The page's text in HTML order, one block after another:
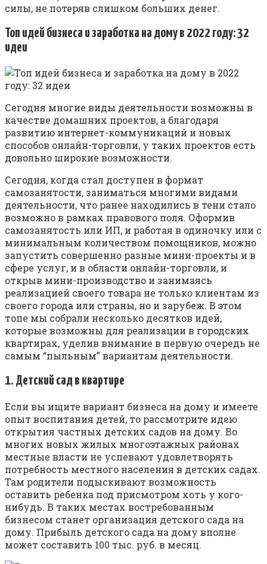
силы, не потеряв слишком больших денег.
Топ идей бизнеса и заработка на дому в 2022 году: 32
идеи
Сегодня многие виды деятельности возможны в
качестве домашних проектов, а благодаря
развитию интернет-коммуникаций и новых
способов онлайн-торговли, у таких проектов есть
довольно широкие возможности.
Сегодня, когда стал доступен в формат
самозанятости, заниматься многими видами
деятельности, что ранее находились в тени стало
возможно в рамках правового поля. Оформив
самозанятость или ИП, и работая в одиночку или с
минимальным количеством помощников, можно
запустить совершенно разные мини-проекты и в
сфере услуг, и в области онлайн-торговли, и
открыв мини-производство и занимаясь
реализацией своего товара не только клиентам из
своего города или страны, но и зарубеж. В этом
топе мы собрали несколько десятков идей,
которые возможны для реализации в городских
квартирах, уделив внимание в первую очередь не
самым “пыльным” вариантам деятельности.
1. Детский сад в квартире
Если вы ищите вариант бизнеса на дому и имеете
опыт воспитания детей, то рассмотрите идею
открытия частных детских садов на дому. Во
многих новых жилых многоэтажных районах
местные власти не успевают удовлетворять
потребность местного населения в детских садах.
Там родители подыскивают возможность
оставить ребенка под присмотром хоть у кого-
нибудь. В таких местах востребованным
бизнесом станет организация детского сада на
дому. Прибыль детского сада на дому вполне
может составить 100 тыс. руб. в месяц.